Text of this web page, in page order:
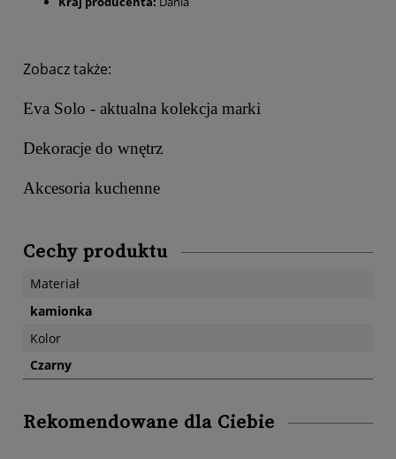
Zobacz także:
Eva Solo - aktualna kolekcja marki
Dekoracje do wnętrz
Akcesoria kuchenne
Cechy produktu
Materiał
kamionka
Kolor
Czarny
Rekomendowane dla Ciebie